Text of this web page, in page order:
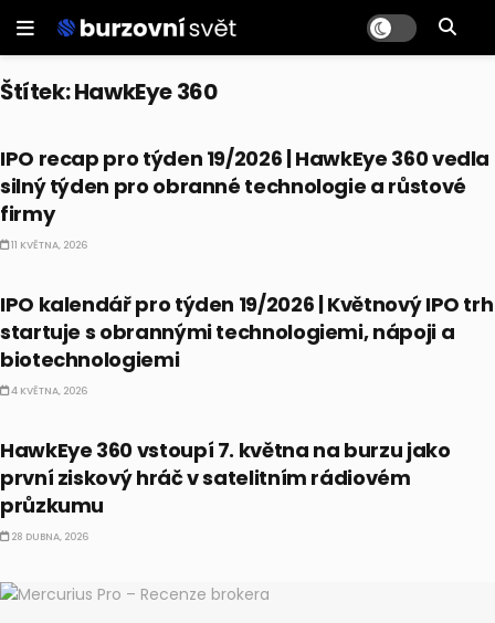
Štítek:HawkEye 360
IPO recap pro týden 19/2026 | HawkEye 360 vedla
silný týden pro obranné technologie a růstové
firmy
11 KVĚTNA, 2026
IPO kalendář pro týden 19/2026 | Květnový IPO trh
startuje s obrannými technologiemi, nápoji a
biotechnologiemi
4 KVĚTNA, 2026
HawkEye 360 vstoupí 7. května na burzu jako
první ziskový hráč v satelitním rádiovém
průzkumu
28 DUBNA, 2026